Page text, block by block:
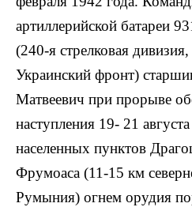
артиллерийской бата­реи
(240-я стрелковая
Украинский фронт)
Матвеевич при прорыве
наступления 19- 21
населенных пунктов
Фрумоаса (11-15 км
Румыния) огнем орудия